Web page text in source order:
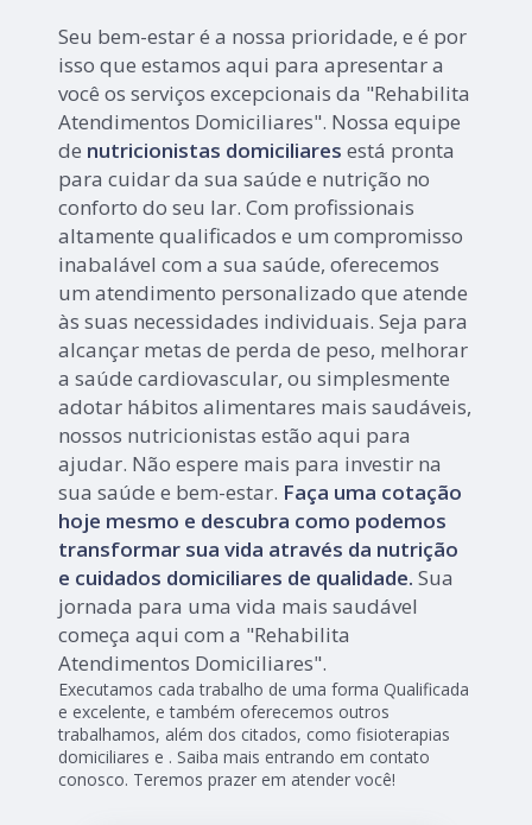
Seu bem-estar é a nossa prioridade, e é por
isso que estamos aqui para apresentar a
você os serviços excepcionais da "Rehabilita
Atendimentos Domiciliares". Nossa equipe
de nutricionistas domiciliares está pronta
para cuidar da sua saúde e nutrição no
conforto do seu lar. Com profissionais
altamente qualificados e um compromisso
inabalável com a sua saúde, oferecemos
um atendimento personalizado que atende
às suas necessidades individuais. Seja para
alcançar metas de perda de peso, melhorar
a saúde cardiovascular, ou simplesmente
adotar hábitos alimentares mais saudáveis,
nossos nutricionistas estão aqui para
ajudar. Não espere mais para investir na
sua saúde e bem-estar. Faça uma cotação
hoje mesmo e descubra como podemos
transformar sua vida através da nutrição
e cuidados domiciliares de qualidade. Sua
jornada para uma vida mais saudável
começa aqui com a "Rehabilita
Atendimentos Domiciliares".
Executamos cada trabalho de uma forma Qualificada
e excelente, e também oferecemos outros
trabalhamos, além dos citados, como fisioterapias
domiciliares e . Saiba mais entrando em contato
conosco. Teremos prazer em atender você!